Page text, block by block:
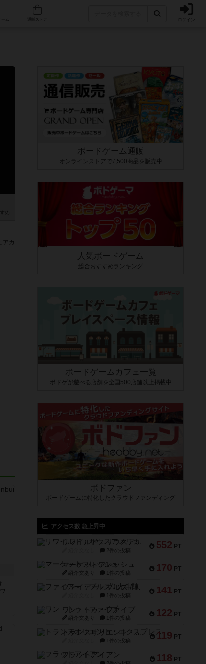
人気ボードゲーム ログイン
め
アカ
ボードゲーム通販
オンラインストアで7,500商品を販売中
人気ボードゲーム
総合おすすめランキング
ボードゲームカフェ一覧
ボドゲが遊べる店舗を全国500店舗以上掲載中
ボドファン
ボードゲームに特化したクラウドファンディング
アクセス数 急上昇中
552 PT
リワイルド：サウスアメリカ
2件の投稿
170 PT
マーケットフレッシュ
紹介文あり 1件の投稿
141 PT
ファイアー・ブルズ / 火牛陣
1件の投稿
122 PT
ワン・トゥ・ファイブ
紹介文あり 1件の投稿
119 PT
トランスオリエント・エクスプレス
1件の投稿
118 PT
フラットアイアン